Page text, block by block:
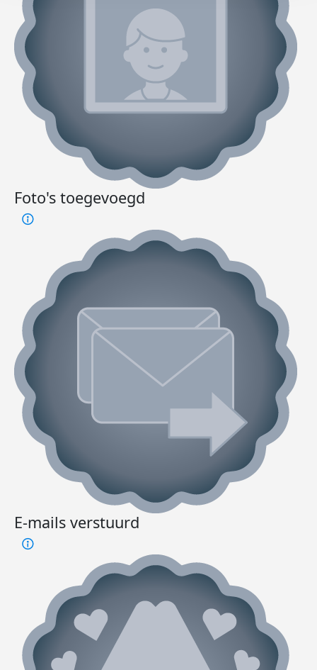
Foto's toegevoegd
E-mails verstuurd